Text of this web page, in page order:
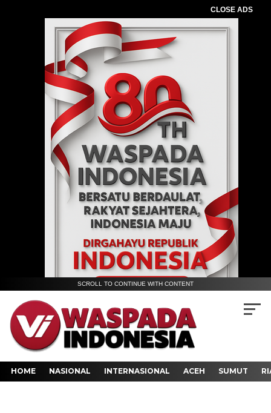
CLOSE ADS
SCROLL TO CONTINUE WITH CONTENT
HOME NASIONAL INTERNASIONAL ACEH SUMUT